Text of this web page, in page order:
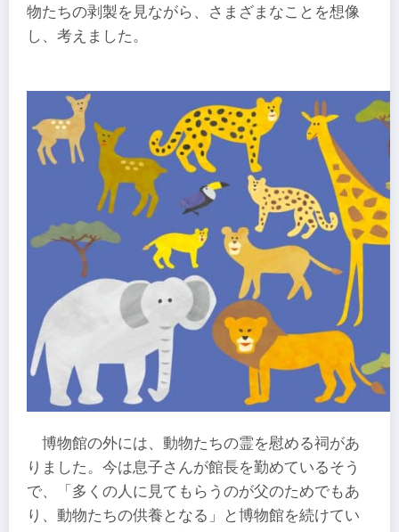
物たちの剥製を見ながら、さまざまなことを想像
し、考えました。
博物館の外には、動物たちの霊を慰める祠があ
りました。今は息子さんが館長を勤めているそう
で、「多くの人に見てもらうのが父のためでもあ
り、動物たちの供養となる」と博物館を続けてい